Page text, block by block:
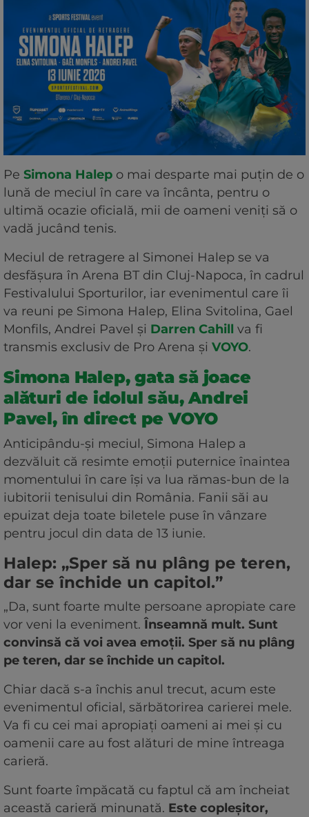
Pe Simona Halep o mai desparte mai puțin de o
lună de meciul în care va încânta, pentru o
ultimă ocazie oficială, mii de oameni veniți să o
vadă jucând tenis.
Meciul de retragere al Simonei Halep se va
desfășura în Arena BT din Cluj-Napoca, în cadrul
Festivalului Sporturilor, iar evenimentul care îi
va reuni pe Simona Halep, Elina Svitolina, Gael
Monfils, Andrei Pavel și Darren Cahill va fi
transmis exclusiv de Pro Arena și VOYO.
Simona Halep, gata să joace
alături de idolul său, Andrei
Pavel, în direct pe VOYO
Anticipându-și meciul, Simona Halep a
dezvăluit că resimte emoții puternice înaintea
momentului în care își va lua rămas-bun de la
iubitorii tenisului din România. Fanii săi au
epuizat deja toate biletele puse în vânzare
pentru jocul din data de 13 iunie.
Halep: „Sper să nu plâng pe teren,
dar se închide un capitol.”
„Da, sunt foarte multe persoane apropiate care
vor veni la eveniment. Înseamnă mult. Sunt
convinsă că voi avea emoții. Sper să nu plâng
pe teren, dar se închide un capitol.
Chiar dacă s-a închis anul trecut, acum este
evenimentul oficial, sărbătorirea carierei mele.
Va fi cu cei mai apropiați oameni ai mei și cu
oamenii care au fost alături de mine întreaga
carieră.
Sunt foarte împăcată cu faptul că am încheiat
această carieră minunată. Este copleșitor,